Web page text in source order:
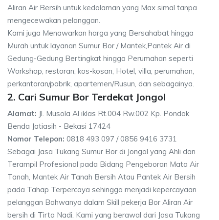
Aliran Air Bersih untuk kedalaman yang Max simal tanpa
mengecewakan pelanggan.
Kami juga Menawarkan harga yang Bersahabat hingga
Murah untuk layanan Sumur Bor / Mantek,Pantek Air di
Gedung-Gedung Bertingkat hingga Perumahan seperti
Workshop, restoran, kos-kosan, Hotel, villa, perumahan,
perkantoran/pabrik, apartemen/Rusun, dan sebagainya.
2. Cari Sumur Bor Terdekat Jongol
Alamat: Jl. Musola Al iklas Rt.004 Rw.002 Kp. Pondok
Benda Jatiasih - Bekasi 17424
Nomor Telepon: 0818 493 097 / 0856 9416 3731
Sebagai Jasa Tukang Sumur Bor di Jongol yang Ahli dan
Terampil Profesional pada Bidang Pengeboran Mata Air
Tanah, Mantek Air Tanah Bersih Atau Pantek Air Bersih
pada Tahap Terpercaya sehingga menjadi kepercayaan
pelanggan Bahwanya dalam Skill pekerja Bor Aliran Air
bersih di Tirta Nadi. Kami yang berawal dari Jasa Tukang